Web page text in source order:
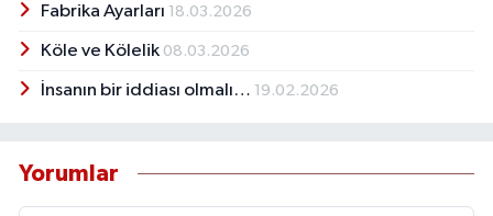
Fabrika Ayarları 18.03.2026
Köle ve Kölelik 08.03.2026
İnsanın bir iddiası olmalı… 19.02.2026
Yorumlar